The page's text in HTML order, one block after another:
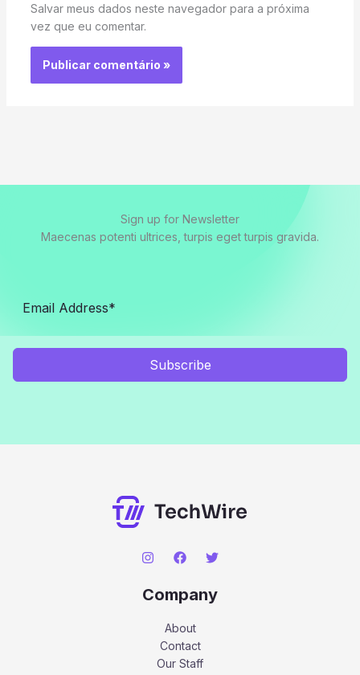
Salvar meus dados neste navegador para a próxima
vez que eu comentar.
Sign up for Newsletter
Maecenas potenti ultrices, turpis eget turpis gravida.
Subscribe
Company
About
Contact
Our Staff